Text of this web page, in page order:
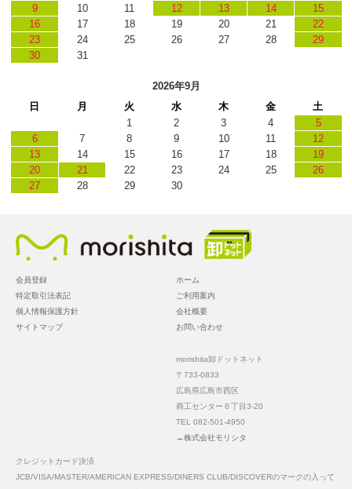
9
10 11 12 13 14
15
16
17 18 19 20 21
22
23
24 25 26 27 28
29
30
31
2026年9月
日
月 火 水 木 金
土
1
2 3 4
5
6
7 8 9 10 11
12
13
14 15 16 17 18
19
20
21 22 23 24 25
26
27
28 29 30
ホーム
ご利用案内
会社概要
お問い合わせ
会員登録
特定取引法表記
個人情報保護方針
サイトマップ
morishita卸ドットネット
〒733-0833
広島県広島市西区
商工センター６丁目3-20
TEL 082-501-4950
→株式会社モリシタ
クレジットカード決済
JCB/VISA/MASTER/AMERICAN EXPRESS/DINERS CLUB/DISCOVERのマークの入って